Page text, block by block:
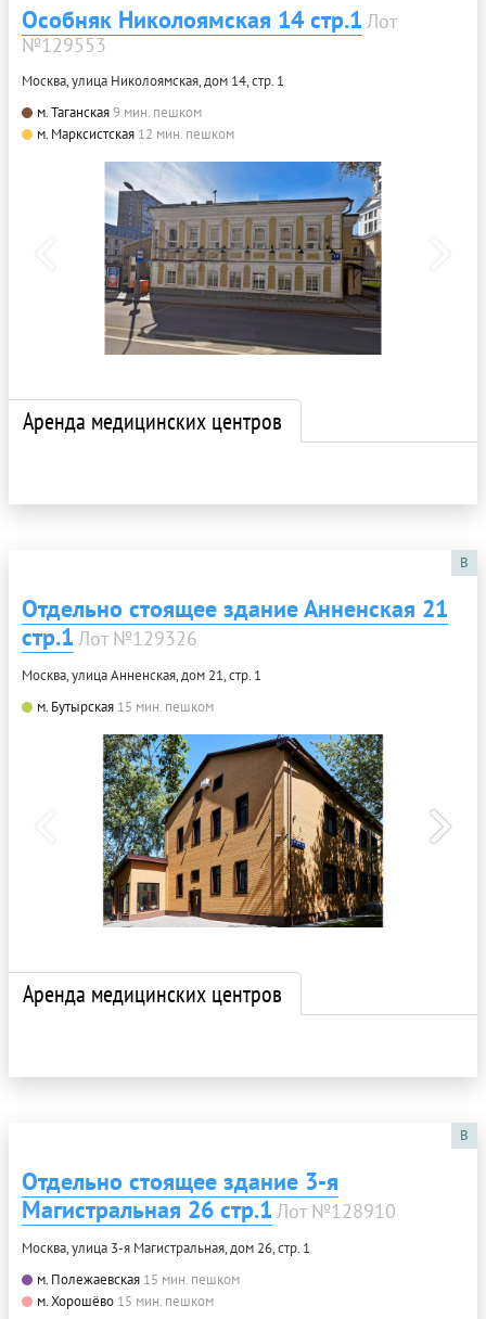
Особняк Николоямская 14 стр.1 Лот
№129553
Москва, улица Николоямская, дом 14, стр. 1
м. Таганская9 мин. пешком
м. Марксистская 12 мин. пешком
Аренда медицинских центров
B
Отдельно стоящее здание Анненская 21
стр.1 Лот №129326
Москва, улица Анненская, дом 21, стр. 1
м. Бутырская 15 мин. пешком
Аренда медицинских центров
B
Отдельно стоящее здание 3-я
Магистральная 26 стр.1 Лот №128910
Москва, улица 3-я Магистральная, дом 26, стр. 1
м. Полежаевская 15 мин. пешком
м. Хорошёво 15 мин. пешком